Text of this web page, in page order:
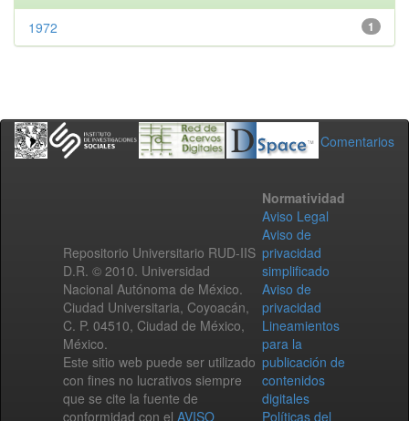
1
1972
Comentarios
Repositorio Universitario RUD-IIS
D.R. © 2010. Universidad
Nacional Autónoma de México.
Ciudad Universitaria, Coyoacán,
C. P. 04510, Ciudad de México,
México.
Este sitio web puede ser utilizado
con fines no lucrativos siempre
que se cite la fuente de
conformidad con el AVISO
Normatividad
Aviso Legal
Aviso de
privacidad
simplificado
Aviso de
privacidad
Lineamientos
para la
publicación de
contenidos
digitales
Políticas del